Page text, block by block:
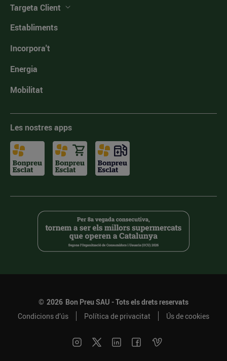
Targeta Client
Establiments
Incorpora't
Energia
Mobilitat
Les nostres apps
© 2026 Bon Preu SAU - Tots els drets reservats
Condicions d’ús
Política de privacitat Ús de cookies